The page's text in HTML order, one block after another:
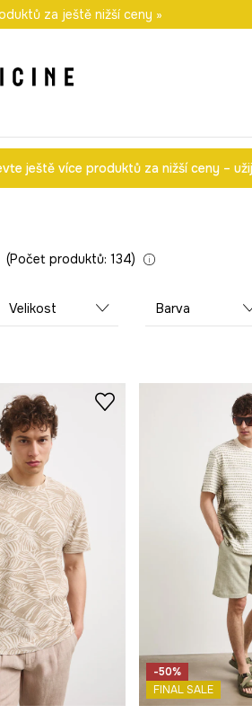
i do 24 hodin
za ještě nižší ceny »
ještě více produktů za nižší ceny –
Počet produktů: 134
Velikost Barva
-50%
FINAL SALE